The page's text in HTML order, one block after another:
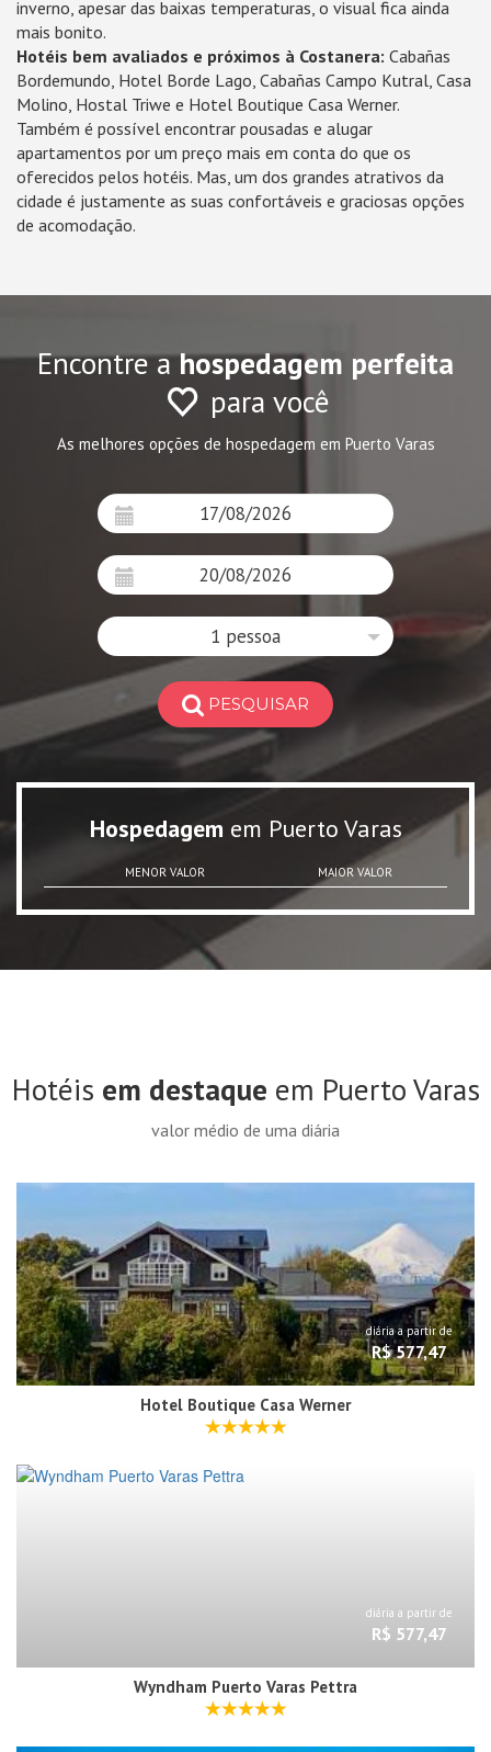
inverno, apesar das baixas temperaturas, o visual fica ainda
mais bonito.
Hotéis bem avaliados e próximos à Costanera: Cabañas
Bordemundo, Hotel Borde Lago, Cabañas Campo Kutral, Casa
Molino, Hostal Triwe e Hotel Boutique Casa Werner.
Também é possível encontrar pousadas e alugar
apartamentos por um preço mais em conta do que os
oferecidos pelos hotéis. Mas, um dos grandes atrativos da
cidade é justamente as suas confortáveis e graciosas opções
de acomodação.
Encontre ahospedagem perfeita
para você
As melhores opções de hospedagem em Puerto Varas
1 pessoa
PESQUISAR
Hospedagem em Puerto Varas
MENOR VALOR MAIOR VALOR
Hotéis em destaque em Puerto Varas
valor médio de uma diária
diária a partir de
R$ 577,47
Hotel Boutique Casa Werner
diária a partir de
R$ 577,47
Wyndham Puerto Varas Pettra